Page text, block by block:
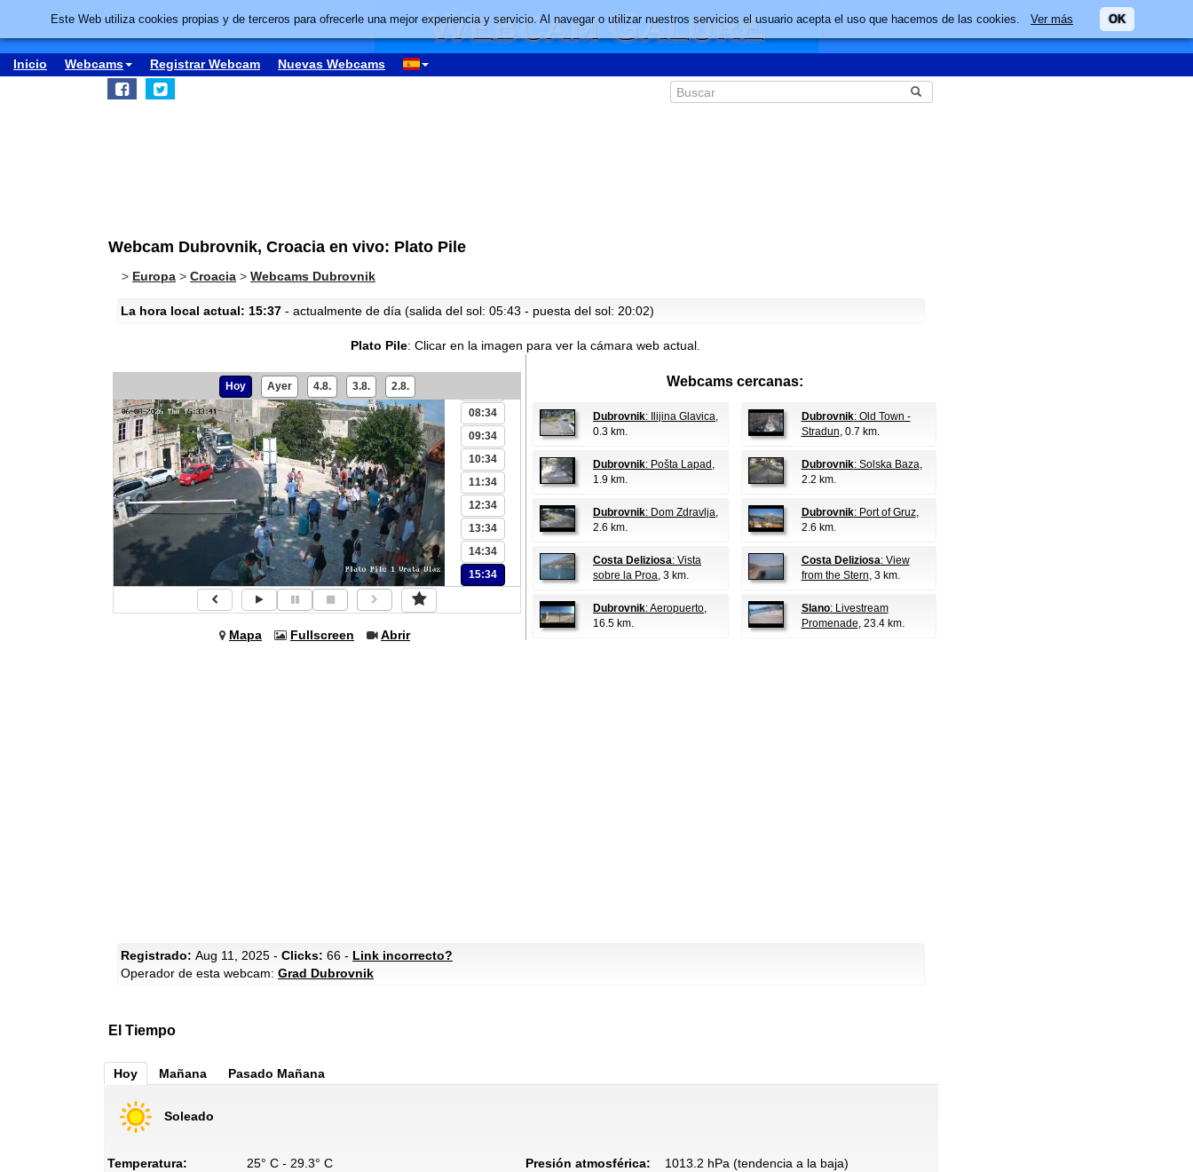
Inicio Webcams Registrar Webcam Nuevas Webcams
Webcam Dubrovnik, Croacia en vivo: Plato Pile
> Europa > Croacia > Webcams Dubrovnik
La hora local actual: 15:37 - actualmente de día (salida del sol: 05:43 - puesta del sol: 20:02)
Plato Pile: Clicar en la imagen para ver la cámara web actual.
Hoy Ayer 4.8. 3.8. 2.8.
05:34
08:34
09:34
10:34
11:34
12:34
13:34
14:34
15:34
Mapa Fullscreen Abrir
Webcams cercanas:
Dubrovnik: Ilijina Glavica,
0.3 km.
Dubrovnik: Old Town -
Stradun, 0.7 km.
Dubrovnik: Pošta Lapad ,
1.9 km.
Dubrovnik: Solska Baza,
2.2 km.
Dubrovnik: Dom Zdravlja,
2.6 km.
Dubrovnik: Port of Gruz,
2.6 km.
Costa Deliziosa: Vista
sobre la Proa, 3 km.
Costa Deliziosa: View
from the Stern, 3 km.
Dubrovnik: Aeropuerto,
16.5 km.
Slano: Livestream
Promenade, 23.4 km.
Registrado: Aug 11, 2025 - Clicks: 66 - Link incorrecto?
Operador de esta webcam: Grad Dubrovnik
El Tiempo
Hoy Mañana Pasado Mañana
Soleado
Temperatura:
25° C - 29.3° C
Presión atmosférica:
1013.2 hPa (tendencia a la baja)
Este Web utiliza cookies propias y de terceros para ofrecerle una mejor experiencia y servicio. Al navegar o utilizar nuestros servicios el usuario acepta el uso que hacemos de las cookies. Ver más OK